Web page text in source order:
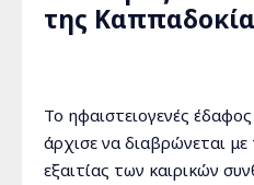
της
Το ηφαιστειογενές
άρχισε να διαβρώνεται
εξαιτίας των καιρικών